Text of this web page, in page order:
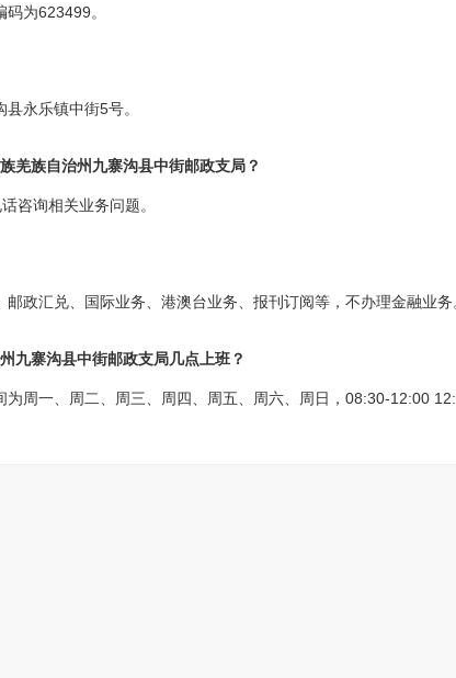
为623499。
永乐镇中街5号。
羌族自治州九寨沟县中街邮政支局？
咨询相关业务问题。
政汇兑、国际业务、港澳台业务、报刊订阅等，不办理金融业务
九寨沟县中街邮政支局几点上班？
周一、周二、周三、周四、周五、周六、周日，08:30-12:00